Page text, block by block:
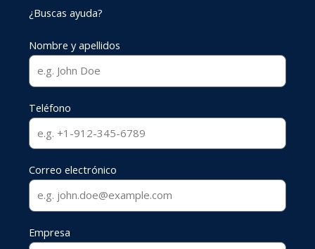
¿Buscas ayuda?
Nombre y apellidos
Teléfono
Correo electrónico
Empresa